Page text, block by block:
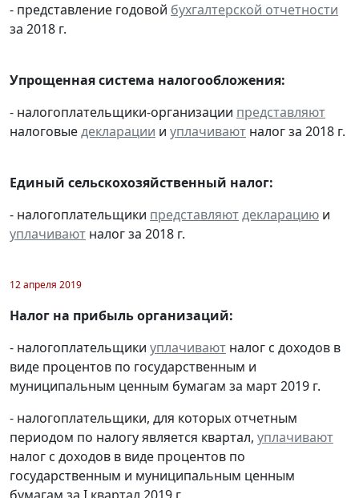
- представление годовой бухгалтерской отчетности
за 2018 г.
Упрощенная система налогообложения:
- налогоплательщики-организации представляют
налоговыедекларации и уплачивают налог за 2018 г.
Единый сельскохозяйственный налог:
- налогоплательщики представляютдекларацию и
уплачивают налог за 2018 г.
12 апреля 2019
Налог на прибыль организаций:
- налогоплательщики уплачивают налог с доходов в
виде процентов по государственным и
муниципальным ценным бумагам за март 2019 г.
- налогоплательщики, для которых отчетным
периодом по налогу является квартал, уплачивают
налог с доходов в виде процентов по
государственным и муниципальным ценным